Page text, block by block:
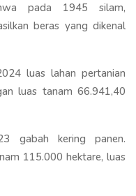
pada 1945 silam,
beras yang dikenal
luas lahan pertanian
luas tanam 66.941,40
gabah kering panen.
115.000 hektare, luas